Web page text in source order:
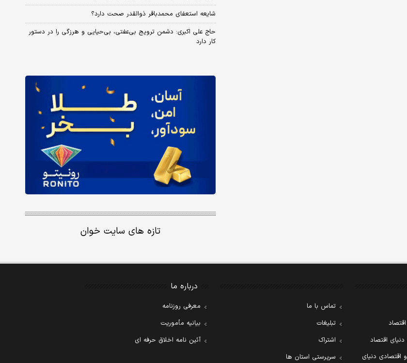
شایعه استعفای محمدباقر ذوالقدر صحت دارد؟
حاج علی اکبری: دشمن ترویج بی‌عفتی، بی‌حیایی و هرزگی را در دستور
کار دارد
تازه های سایت خوان
اقتصاد
دنیای
تماس با ما
تبلیغات
اشتراک
سرپرستی استان ها
درباره ما
معرفی روزنامه
بیانیه مأموریت
آئین نامه اخلاق حرفه ای